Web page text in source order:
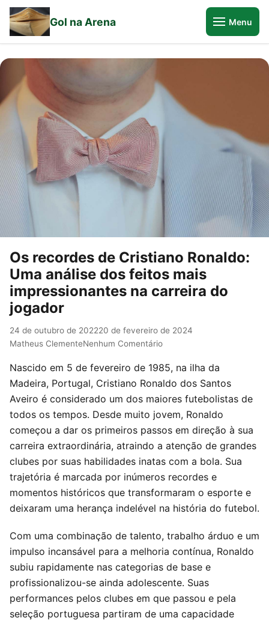
Gol na Arena Menu
Os recordes de Cristiano Ronaldo:
Uma análise dos feitos mais
impressionantes na carreira do
jogador
24 de outubro de 202220 de fevereiro de 2024
Matheus ClementeNenhum Comentário
Nascido em 5 de fevereiro de 1985, na ilha da
Madeira, Portugal, Cristiano Ronaldo dos Santos
Aveiro é considerado um dos maiores futebolistas de
todos os tempos. Desde muito jovem, Ronaldo
começou a dar os primeiros passos em direção à sua
carreira extraordinária, atraindo a atenção de grandes
clubes por suas habilidades inatas com a bola. Sua
trajetória é marcada por inúmeros recordes e
momentos históricos que transformaram o esporte e
deixaram uma herança indelével na história do futebol.
Com uma combinação de talento, trabalho árduo e um
impulso incansável para a melhoria contínua, Ronaldo
subiu rapidamente nas categorias de base e
profissionalizou-se ainda adolescente. Suas
performances pelos clubes em que passou e pela
seleção portuguesa partiram de uma capacidade